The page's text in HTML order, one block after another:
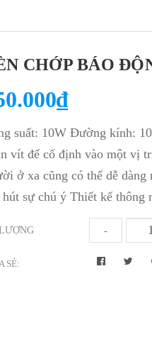
CHỚP BÁO
suất: 10W Đường kính:
vít để cố định vào một vị
ở xa cũng có thể dễ
hút sự chú ý Thiết kế thông
-
SẺ: